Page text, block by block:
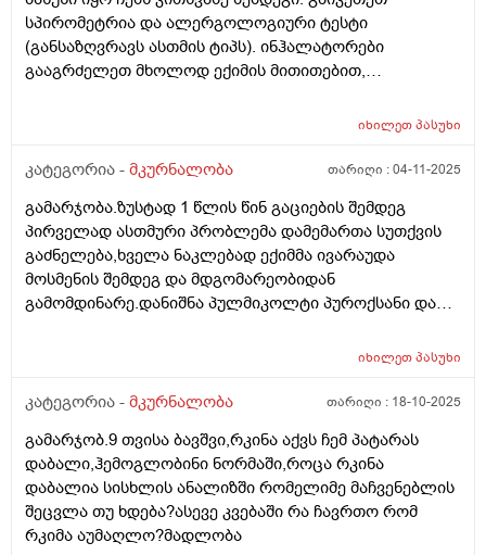
სპირომეტრია და ალერგოლოგიური ტესტი
(განსაზღვრავს ასთმის ტიპს). ინჰალატორები
გააგრძელეთ მხოლოდ ექიმის მითითებით,
უწყობს თბილი ორთქლის ინჰალაცია, თბილი წყლის
მძაფრ სუნებს. თუ ყოველ გაციებაზე თავიდან იწყება
შეიძლება დაგჭირდეთ ხანგრძლივი
კონტროლირებადი მკურნალობა. ჩემი კითვა თქვენს
პასუხზე კი ასეთია: მაინტერესებს სპინომეტრია
უშუალოდ იმ დროს უნდა გავიკეთო როცა მეწყება
სიმტომები თუ კარგად როცა ვარ მაშინ? ინჰალაცია
პულმიკოლტით ცივ ჰაერს ვსუნთქავ? ასევე რომელი
იმუნოგლობინი გამაკეთებინა ექიმმა და 100 ნორმაა მე
ამ ეტაპზე 187 მაქვს.თუმცა ამ წამს არაფერი აღარ
მაწყუებს მაგრამ თან მეშინია ყოველი გაციების.ის
არის რომ ამ პულმიკოლტის ფონზე თსჩ ამერია
ამდრნი ხნის დარეგულირებული.
იხილეთპასუხი
კატეგორია - მკურნალობა თარიღი :04-11-2025
გამარჯობა.ზუსტად 1 წლის წინ გაციების შემდეგ
პირველად ასთმური პრობლემა დამემართა სუთქვის
გაძნელება,ხველა ნაკლებად ექიმმა ივარაუდა
მოსმენის შემდეგ და მდგომარეობიდან
გამომდინარე.დანიშნა პულმიკოლტი პუროქსანი და
სიტუაცია.შემდეგ მქონდა გაციების გარეშე მსგავსი
ისევ იგივე მომივიდა და ისევ მკურნალობ და თითქოს
მომცეთ რჩევა და ასევე რამე დასამატებლად ხომ არ
არის რა შეიძლება ბუნებრივად მივიღო
ბრონქებისთვის საკვები ან ხალხური მეთოდი
დასამატებლად.კიდევ რა ანალიზებია საჭირო ან რა
მიმაართულებით წავიდე?
იხილეთპასუხი
კატეგორია - მკურნალობა თარიღი : 18-10-2025
გამარჯობ.9 თვისა ბავშვი,რკინა აქვს ჩემ პატარას
დაბალი,ჰემოგლობინი ნორმაში,როცა რკინა
დაბალია სისხლის ანალიზში რომელიმე მაჩვენებლის
შეცვლა თუ ხდება?ასევე კვებაში რა ჩავრთო რომ
რკიმა აუმაღლო?მადლობა